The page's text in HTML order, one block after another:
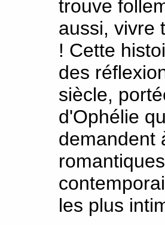
trouve
aussi, vivre
! Cette
des
siècle,
d'Ophélie
demandent
les plus